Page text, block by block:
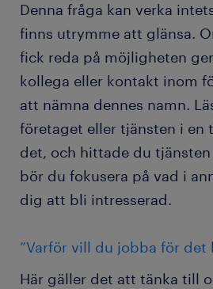
Denna fråga kan verka
finns utrymme att glänsa.
fick reda på möjligheten
kollega eller kontakt inom
att nämna dennes namn.
företaget eller tjänsten i en
det, och hittade du
bör du fokusera på vad i
dig att bli intresserad.
”Varför vill du jobba för det
Här gäller det att tänka till